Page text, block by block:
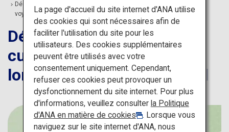
Lieux recommandés
Idées de voyage
Destinations
Découvrez des spécialités culinaires rafraîchissantes lors de votre
voyage estival
Découvrez des spécialités
culinaires rafraîchissantes
lors de votre voyage estival
La page d'accueil du site internet d'ANA utilise
des cookies qui sont nécessaires afin de
faciliter l'utilisation du site pour les
utilisateurs. Des cookies supplémentaires
peuvent être utilisés avec votre
consentement uniquement. Cependant,
refuser ces cookies peut provoquer un
dysfonctionnement du site internet. Pour plus
d'informations, veuillez consulter la Politique
d'ANA en matière de cookies
. Lorsque vous
naviguez sur le site internet d'ANA, nous